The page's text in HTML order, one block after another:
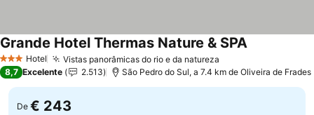
3 EstrelasHotel Vistas panorâmicas do rio e da natureza
Grande Hotel Thermas Nature & SPAVer preços
8,7 Excelente 2.513 São Pedro do Sul, a 7.4 km de Oliveira de Frades
De € 243